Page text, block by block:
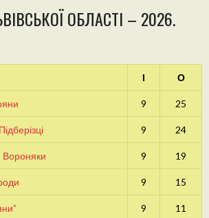
ОБЛАСТІ – 2026.
І О
9 25
9 24
Вороняки 9 19
9 15
9 11